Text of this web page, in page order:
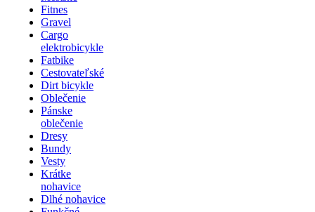
Fitnes
Gravel
Cargo
elektrobicykle
Fatbike
Cestovateľské
Dirt bicykle
Oblečenie
Pánske
oblečenie
Dresy
Bundy
Vesty
Krátke
nohavice
Dlhé nohavice